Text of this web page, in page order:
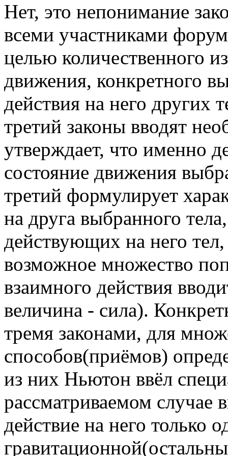
Нет, это непонимание
всеми участниками
целью количественного
движения, конкретного
действия на него других
третий законы вводят
утверждает, что именно
состояние движения
третий формулирует
на друга выбранного
действующих на него тел,
возможное множество
взаимного действия
величина - сила).
тремя законами, для
способов(приёмов)
из них Ньютон ввёл
рассматриваемом случае
действие на него только